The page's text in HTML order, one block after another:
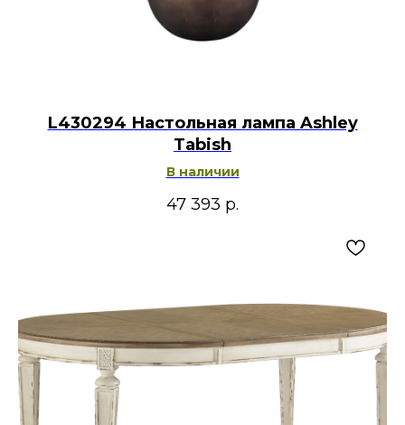
L430294 Настольная лампа Ashley
Tabish
В наличии
47 393 р.